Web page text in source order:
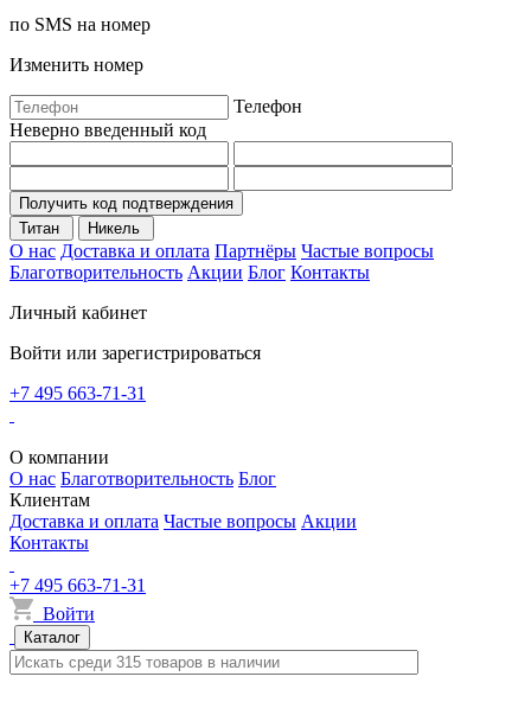
по SMS на номер
Изменить номер
Телефон
Неверно введенный код
Получить код подтверждения
Титан
Никель
О нас Доставка и оплата Партнёры Частые вопросы
Благотворительность Акции Блог Контакты
Личный кабинет
Войти или зарегистрироваться
+7 495 663-71-31
О компании
О нас Благотворительность Блог
Клиентам
Доставка и оплата Частые вопросы Акции
Контакты
+7 495 663-71-31
Войти
Каталог